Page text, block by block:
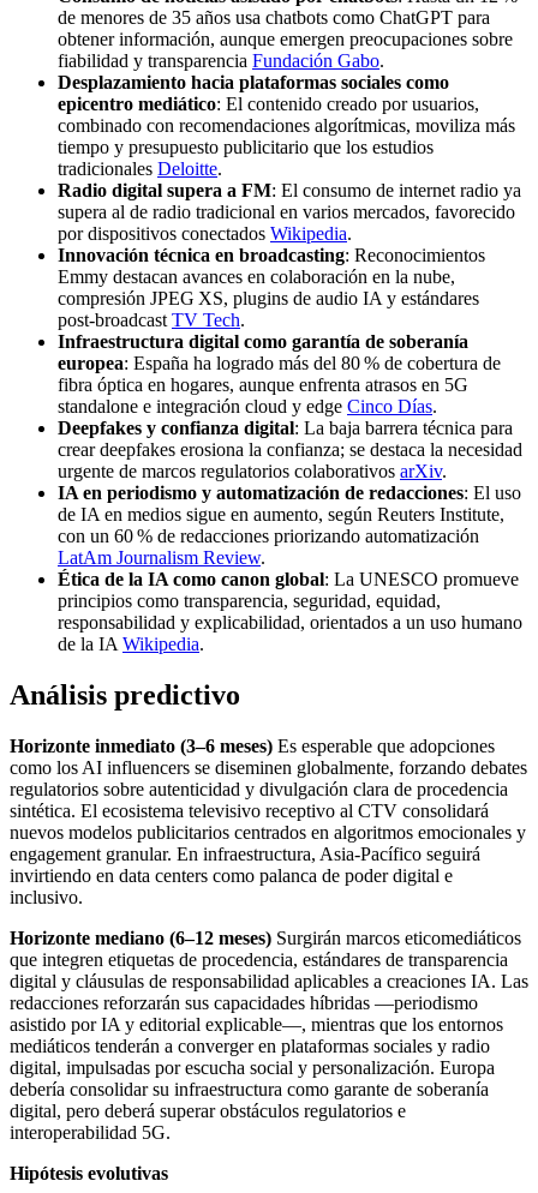
de menores de 35 años usa chatbots como ChatGPT para
obtener información, aunque emergen preocupaciones sobre
fiabilidad y transparencia Fundación Gabo.
Desplazamiento hacia plataformas sociales como
epicentro mediático: El contenido creado por usuarios,
combinado con recomendaciones algorítmicas, moviliza más
tiempo y presupuesto publicitario que los estudios
tradicionales Deloitte.
Radio digital supera a FM: El consumo de internet radio ya
supera al de radio tradicional en varios mercados, favorecido
por dispositivos conectados Wikipedia.
Innovación técnica en broadcasting: Reconocimientos
Emmy destacan avances en colaboración en la nube,
compresión JPEG XS, plugins de audio IA y estándares
post‑broadcast TV Tech.
Infraestructura digital como garantía de soberanía
europea: España ha logrado más del 80 % de cobertura de
fibra óptica en hogares, aunque enfrenta atrasos en 5G
standalone e integración cloud y edge Cinco Días.
Deepfakes y confianza digital: La baja barrera técnica para
crear deepfakes erosiona la confianza; se destaca la necesidad
urgente de marcos regulatorios colaborativos arXiv.
IA en periodismo y automatización de redacciones: El uso
de IA en medios sigue en aumento, según Reuters Institute,
con un 60 % de redacciones priorizando automatización
LatAm Journalism Review.
Ética de la IA como canon global: La UNESCO promueve
principios como transparencia, seguridad, equidad,
responsabilidad y explicabilidad, orientados a un uso humano
de la IA Wikipedia.
Análisis predictivo
Horizonte inmediato (3–6 meses) Es esperable que adopciones
como los AI influencers se diseminen globalmente, forzando debates
regulatorios sobre autenticidad y divulgación clara de procedencia
sintética. El ecosistema televisivo receptivo al CTV consolidará
nuevos modelos publicitarios centrados en algoritmos emocionales y
engagement granular. En infraestructura, Asia‑Pacífico seguirá
invirtiendo en data centers como palanca de poder digital e
inclusivo.
Horizonte mediano (6–12 meses) Surgirán marcos eticomediáticos
que integren etiquetas de procedencia, estándares de transparencia
digital y cláusulas de responsabilidad aplicables a creaciones IA. Las
redacciones reforzarán sus capacidades híbridas —periodismo
asistido por IA y editorial explicable—, mientras que los entornos
mediáticos tenderán a converger en plataformas sociales y radio
digital, impulsadas por escucha social y personalización. Europa
debería consolidar su infraestructura como garante de soberanía
digital, pero deberá superar obstáculos regulatorios e
interoperabilidad 5G.
Hipótesis evolutivas